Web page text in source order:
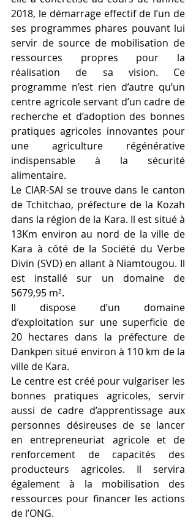
2018, le démarrage effectif de l’un de
ses programmes phares pouvant lui
servir de source de mobilisation de
ressources propres pour la
réalisation de sa vision. Ce
programme n’est rien d’autre qu’un
centre agricole servant d’un cadre de
recherche et d’adoption des bonnes
pratiques agricoles innovantes pour
une agriculture régénérative
indispensable à la sécurité
alimentaire.
Le CIAR-SAl se trouve dans le canton
de Tchitchao, préfecture de la Kozah
dans la région de la Kara. Il est situé à
13Km environ au nord de la ville de
Kara à côté de la Société du Verbe
Divin (SVD) en allant à Niamtougou. Il
est installé sur un domaine de
5679,95 m².
Il dispose d’un domaine
d’exploitation sur une superficie de
20 hectares dans la préfecture de
Dankpen situé environ à 110 km de la
ville de Kara.
Le centre est créé pour vulgariser les
bonnes pratiques agricoles, servir
aussi de cadre d’apprentissage aux
personnes désireuses de se lancer
en entrepreneuriat agricole et de
renforcement de capacités des
producteurs agricoles. Il servira
également à la mobilisation des
ressources pour financer les actions
de l’ONG.